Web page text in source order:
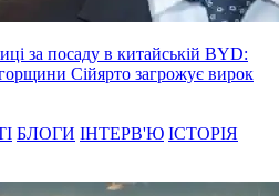
за посаду в китайській BYD:
Сійярто загрожує вирок
БЛОГИ ІНТЕРВ'Ю ІСТОРІЯ